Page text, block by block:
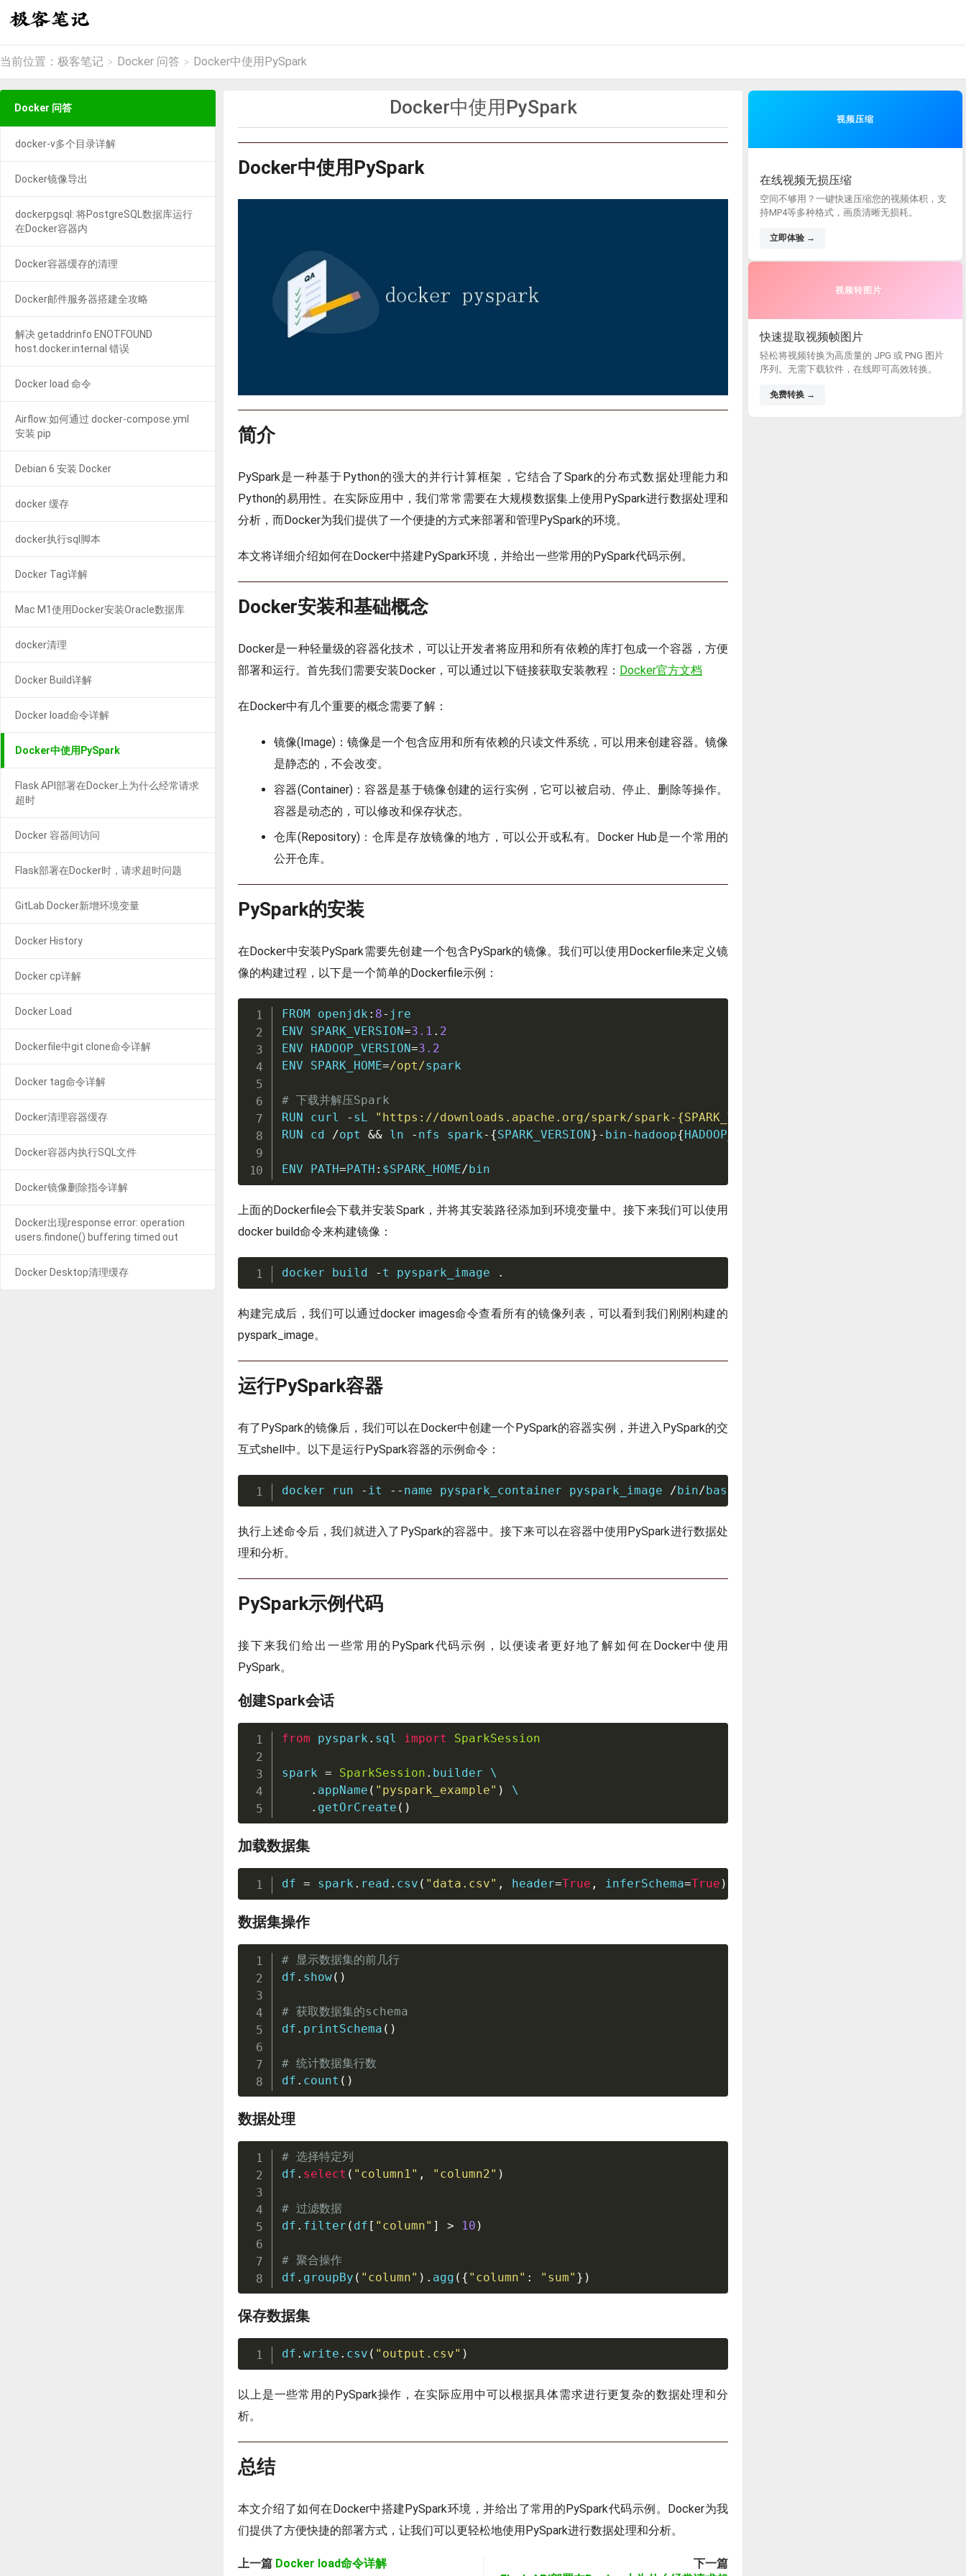
当前位置： 极客笔记 > Docker 问答 > Docker中使用PySpark
Docker中使用PySpark
Docker中使用PySpark
简介
PySpark是一种基于Python的强大的并行计算框架，它结合了Spark的分布式数据处理能力和
Python的易用性。在实际应用中，我们常常需要在大规模数据集上使用PySpark进行数据处理和
分析，而Docker为我们提供了一个便捷的方式来部署和管理PySpark的环境。
本文将详细介绍如何在Docker中搭建PySpark环境，并给出一些常用的PySpark代码示例。
Docker安装和基础概念
Docker是一种轻量级的容器化技术，可以让开发者将应用和所有依赖的库打包成一个容器，方便
部署和运行。首先我们需要安装Docker，可以通过以下链接获取安装教程： Docker官方文档
在Docker中有几个重要的概念需要了解：
镜像(Image)：镜像是一个包含应用和所有依赖的只读文件系统，可以用来创建容器。镜像
是静态的，不会改变。
容器(Container)：容器是基于镜像创建的运行实例，它可以被启动、停止、删除等操作。
容器是动态的，可以修改和保存状态。
仓库(Repository)：仓库是存放镜像的地方，可以公开或私有。Docker Hub是一个常用的
公开仓库。
PySpark的安装
在Docker中安装PySpark需要先创建一个包含PySpark的镜像。我们可以使用Dockerfile来定义镜
像的构建过程，以下是一个简单的Dockerfile示例：
FROM openjdk : 8-
ENV SPARK_VERSION=3.1 . 2
ENV HADOOP_VERSION=3.2
ENV SPARK_HOME=/opt/spark
# 下载并解压Spark
RUN curl - sL
"https://downloads.apache.org/spark/spark-{SPARK_VERSION}/spark-{SPARK_VERSION}-
RUN cd /opt && ln - nfs spark- {SPARK_VERSION} - bin- hadoop{HADOOP_VERSION
ENV PATH=PATH : $SPARK_HOME/bin
上面的Dockerfile会下载并安装Spark，并将其安装路径添加到环境变量中。接下来我们可以使用
docker build命令来构建镜像：
docker build - t pyspark_image .
构建完成后，我们可以通过docker images命令查看所有的镜像列表，可以看到我们刚刚构建的
pyspark_image。
运行PySpark容器
有了PySpark的镜像后，我们可以在Docker中创建一个PySpark的容器实例，并进入PySpark的交
互式shell中。以下是运行PySpark容器的示例命令：
docker run - it -- name pyspark_container pyspark_image /bin/bash
执行上述命令后，我们就进入了PySpark的容器中。接下来可以在容器中使用PySpark进行数据处
理和分析。
PySpark示例代码
接下来我们给出一些常用的PySpark代码示例，以便读者更好地了解如何在Docker中使用
PySpark。
创建Spark会话
from pyspark . sql import SparkSession
spark = SparkSession . builder \
. appName ( "pyspark_example" )
\
. getOrCreate ( )
加载数据集
df = spark . read . csv ( "data.csv" , header=True , inferSchema=True )
数据集操作
# 显示数据集的前几行
df . show( )
# 获取数据集的schema
df . printSchema ( )
# 统计数据集行数
df . count ( )
数据处理
# 选择特定列
df . select ( "column1" , "column2" )
# 过滤数据
df . filter ( df [ "column" ] > 10 )
# 聚合操作
df . groupBy ( "column" ) . agg ( { "column" : "sum" } )
保存数据集
df . write . csv ( "output.csv" )
以上是一些常用的PySpark操作，在实际应用中可以根据具体需求进行更复杂的数据处理和分
析。
总结
本文介绍了如何在Docker中搭建PySpark环境，并给出了常用的PySpark代码示例。Docker为我
们提供了方便快捷的部署方式，让我们可以更轻松地使用PySpark进行数据处理和分析。
上一篇 Docker load命令详解
下一篇
Docker 问答
docker-v多个目录详解
Docker镜像导出
dockerpgsql: 将PostgreSQL数据库运行
在Docker容器内
Docker容器缓存的清理
Docker邮件服务器搭建全攻略
解决 getaddrinfo ENOTFOUND
host.docker.internal 错误
Docker load 命令
Airflow:如何通过 docker-compose.yml
安装 pip
Debian 6 安装 Docker
docker 缓存
docker执行sql脚本
Docker Tag详解
Mac M1使用Docker安装Oracle数据库
docker清理
Docker Build详解
Docker load命令详解
Docker中使用PySpark
Flask API部署在Docker上为什么经常请求
超时
Docker 容器间访问
Flask部署在Docker时，请求超时问题
GitLab Docker新增环境变量
Docker History
Docker cp详解
Docker Load
Dockerfile中git clone命令详解
Docker tag命令详解
Docker清理容器缓存
Docker容器内执行SQL文件
Docker镜像删除指令详解
Docker出现response error: operation
users.findone() buffering timed out
Docker Desktop清理缓存
视频压缩
在线视频无损压缩
空间不够用？一键快速压缩您的视频体积，支
持MP4等多种格式，画质清晰无损耗。
立即体验 →
视频转图片
快速提取视频帧图片
轻松将视频转换为高质量的 JPG 或 PNG 图片
序列。无需下载软件，在线即可高效转换。
免费转换 →